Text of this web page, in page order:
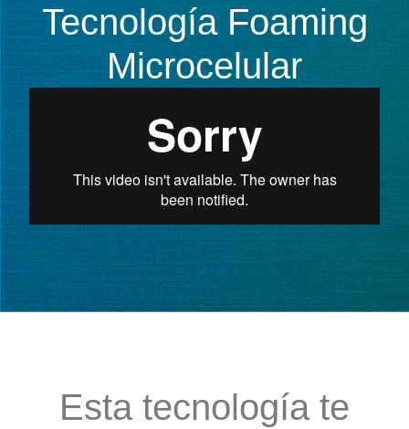
Tecnología Foaming
Microcelular
Esta tecnología te